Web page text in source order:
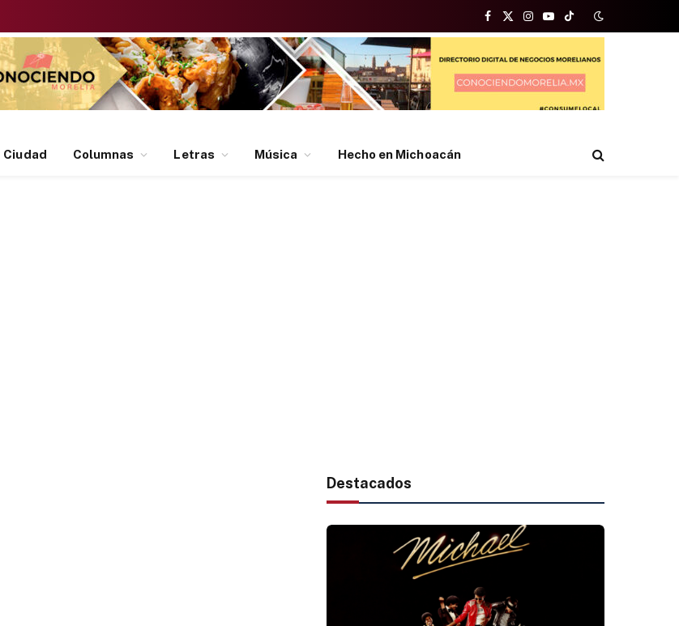
Facebook
X
(Twitter)
Instagram
YouTubeTikTok
Ciudad Columnas Letras Música Hecho en Michoacán
Destacados